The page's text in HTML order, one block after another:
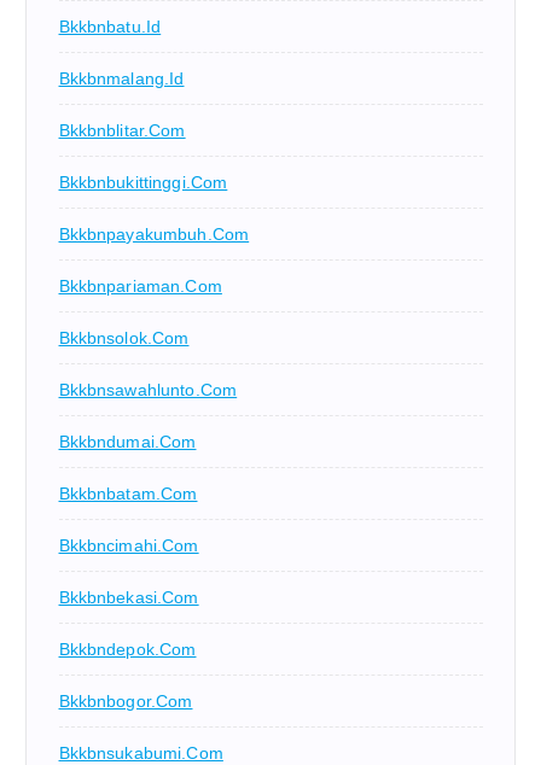
Bkkbnbatu.id
Bkkbnmalang.id
Bkkbnblitar.com
Bkkbnbukittinggi.com
Bkkbnpayakumbuh.com
Bkkbnpariaman.com
Bkkbnsolok.com
Bkkbnsawahlunto.com
Bkkbndumai.com
Bkkbnbatam.com
Bkkbncimahi.com
Bkkbnbekasi.com
Bkkbndepok.com
Bkkbnbogor.com
Bkkbnsukabumi.com